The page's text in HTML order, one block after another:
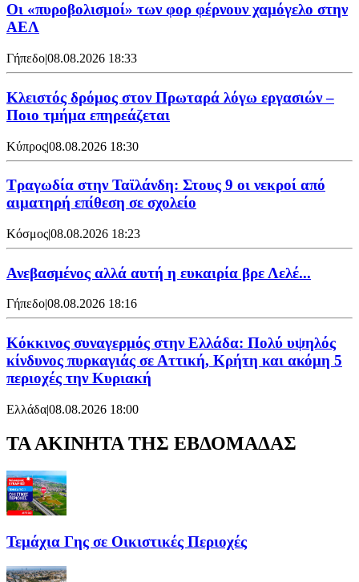
Οι «πυροβολισμοί» των φορ φέρνουν χαμόγελο στην
ΑΕΛ
Γήπεδο|08.08.2026 18:33
Κλειστός δρόμος στον Πρωταρά λόγω εργασιών –
Ποιο τμήμα επηρεάζεται
Κύπρος|08.08.2026 18:30
Τραγωδία στην Ταϊλάνδη: Στους 9 οι νεκροί από
αιματηρή επίθεση σε σχολείο
Κόσμος|08.08.2026 18:23
Ανεβασμένος αλλά αυτή η ευκαιρία βρε Λελέ...
Γήπεδο|08.08.2026 18:16
Κόκκινος συναγερμός στην Ελλάδα: Πολύ υψηλός
κίνδυνος πυρκαγιάς σε Αττική, Κρήτη και ακόμη 5
περιοχές την Κυριακή
Ελλάδα|08.08.2026 18:00
ΤΑ ΑΚΙΝΗΤΑ ΤΗΣ ΕΒΔΟΜΑΔΑΣ
Τεμάχια Γης σε Οικιστικές Περιοχές